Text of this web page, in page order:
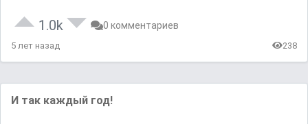
1.0k 0 комментариев
5 лет назад 238
И так каждый год!